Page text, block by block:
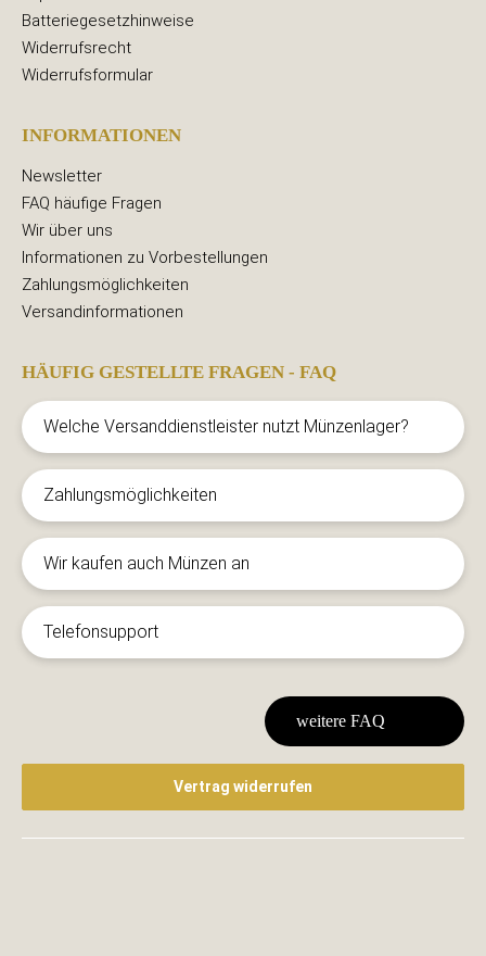
Batteriegesetzhinweise
Widerrufsrecht
Widerrufsformular
INFORMATIONEN
Newsletter
FAQ häufige Fragen
Wir über uns
Informationen zu Vorbestellungen
Zahlungsmöglichkeiten
Versandinformationen
HÄUFIG GESTELLTE FRAGEN - FAQ
Welche Versanddienstleister nutzt Münzenlager?
Zahlungsmöglichkeiten
Wir kaufen auch Münzen an
Telefonsupport
weitere FAQ
Vertrag widerrufen